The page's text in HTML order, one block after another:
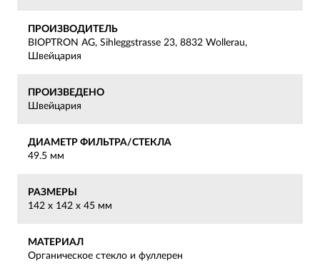
ПРОИЗВОДИТЕЛЬ
BIOPTRON AG, Sihleggstrasse 23, 8832 Wollerau,
Швейцария
ПРОИЗВЕДЕНО
Швейцария
ДИАМЕТР ФИЛЬТРА/СТЕКЛА
49.5 мм
РАЗМЕРЫ
142 x 142 x 45 мм
МАТЕРИАЛ
Органическое стекло и фуллерен